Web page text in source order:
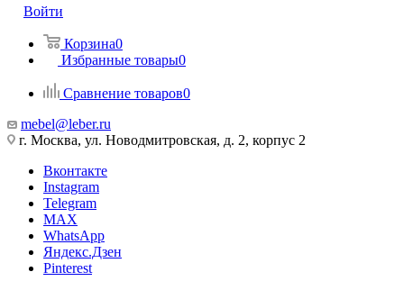
Войти
Корзина0
Избранные товары0
Сравнение товаров0
mebel@leber.ru
г. Москва, ул. Новодмитровская, д. 2, корпус 2
Вконтакте
Instagram
Telegram
MAX
WhatsApp
Яндекс.Дзен
Pinterest